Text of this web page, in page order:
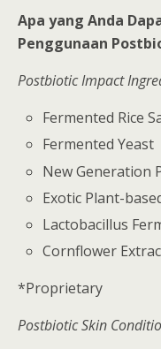
Apa yang Anda
Penggunaan
Postbiotic Impact
Fermented Rice
Fermented Yeast
New Generation
Exotic Plant-
Lactobacillus
Cornflower
*Proprietary
Postbiotic Skin